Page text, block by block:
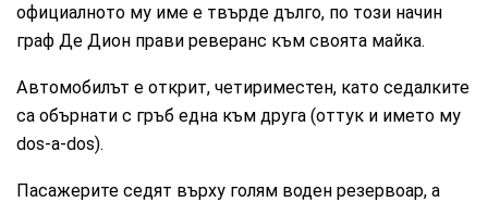
официалното му име е твърде дълго, по този начин
граф Де Дион прави реверанс към своята майка.
Автомобилът е открит, четириместен, като седалките
са обърнати с гръб една към друга (оттук и името му
dos-a-dos).
Пасажерите седят върху голям воден резервоар, а